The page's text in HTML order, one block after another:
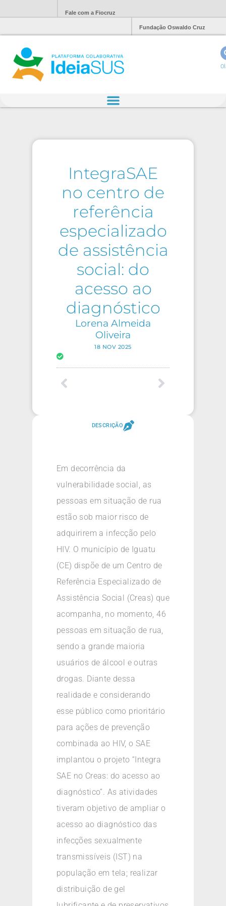
Fale com a Fiocruz
Fundação Oswaldo Cruz
IntegraSAE
no centro de
referência
especializado
de assistência
social: do
acesso ao
diagnóstico
Lorena Almeida
Oliveira
18 NOV 2025
DESCRIÇÃO
Em decorrência da
vulnerabilidade social, as
pessoas em situação de rua
estão sob maior risco de
adquirirem a infecção pelo
HIV. O município de Iguatu
(CE) dispõe de um Centro de
Referência Especializado de
Assistência Social (Creas) que
acompanha, no momento, 46
pessoas em situação de rua,
sendo a grande maioria
usuários de álcool e outras
drogas. Diante dessa
realidade e considerando
esse público como prioritário
para ações de prevenção
combinada ao HIV, o SAE
implantou o projeto “Integra
SAE no Creas: do acesso ao
diagnóstico”. As atividades
tiveram objetivo de ampliar o
acesso ao diagnóstico das
infecções sexualmente
transmissíveis (IST) na
população em tela; realizar
distribuição de gel